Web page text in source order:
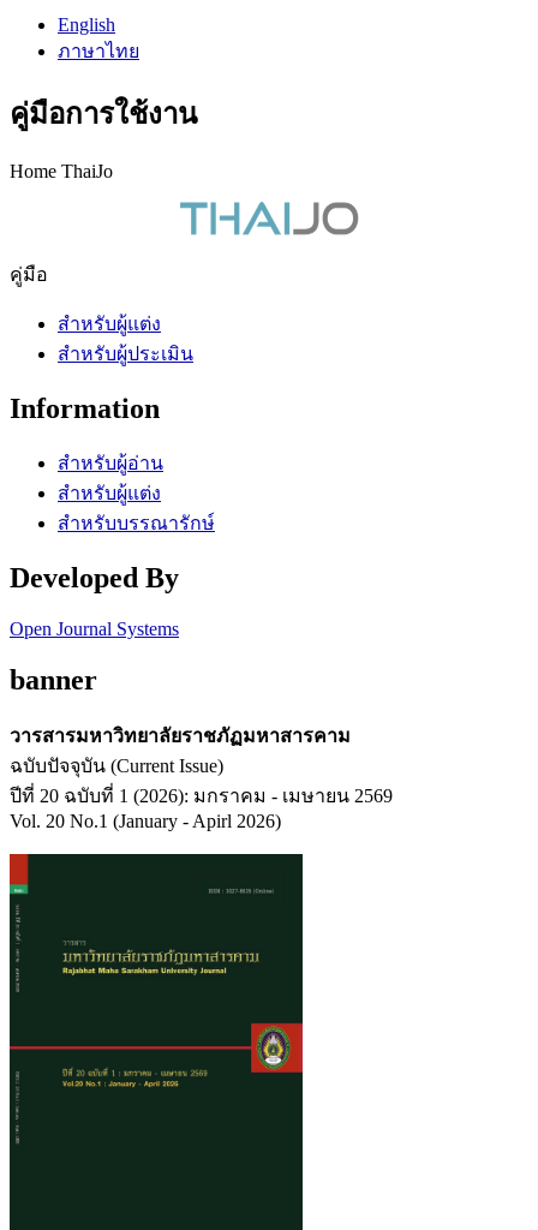
English
ภาษาไทย
คู่มือการใช้งาน
Home ThaiJo
คู่มือ
สำหรับผู้แต่ง
สำหรับผู้ประเมิน
Information
สำหรับผู้อ่าน
สำหรับผู้แต่ง
สำหรับบรรณารักษ์
Developed By
Open Journal Systems
banner
วารสารมหาวิทยาลัยราชภัฏมหาสารคาม
ฉบับปัจจุบัน (Current Issue)
ปีที่ 20 ฉบับที่ 1 (2026): มกราคม - เมษายน 2569
Vol. 20 No.1 (January - Apirl 2026)